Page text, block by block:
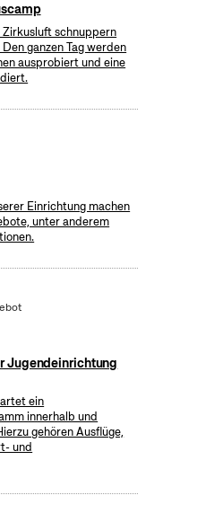
schnuppern
ganzen Tag werden
ausprobiert und eine
Einrichtung machen
unter anderem
Jugendeinrichtung
ein
innerhalb und
gehören Ausflüge,
und